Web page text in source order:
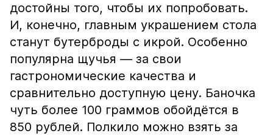
достойны того, чтобы их попробовать.
И, конечно, главным украшением стола
станут бутерброды с икрой. Особенно
популярна щучья — за свои
гастрономические качества и
сравнительно доступную цену. Баночка
чуть более 100 граммов обойдётся в
850 рублей. Полкило можно взять за